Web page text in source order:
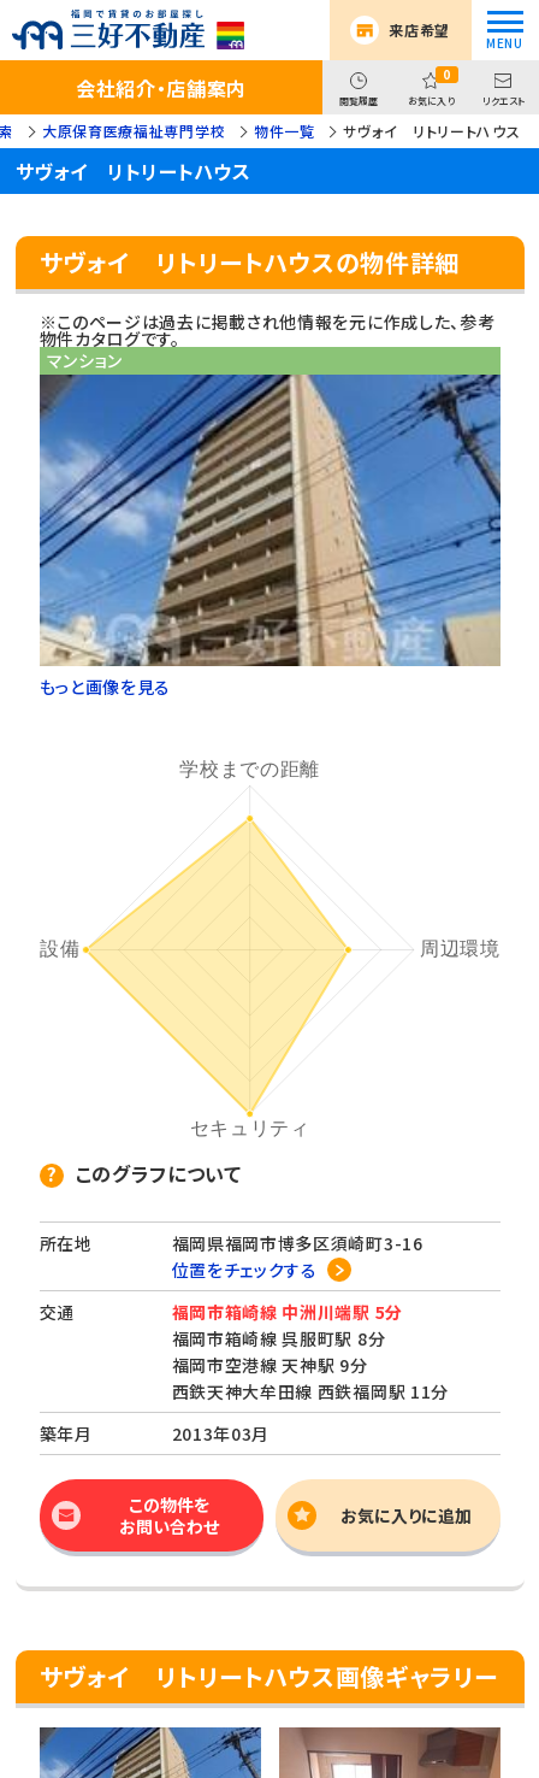
来店希望
会社紹介・店舗案内 閲覧履歴
0
お気に入り リクエスト
大原保育医療福祉専門学校 物件一覧 サヴォイ リトリートハウス
サヴォイ リトリートハウス
サヴォイ リトリートハウスの物件詳細
※このページは過去に掲載され他情報を元に作成した、参考
物件カタログです。
マンション
もっと画像を見る
このグラフについて
所在地
福岡県福岡市博多区須崎町3-16
位置をチェックする
交通
福岡市箱崎線 中洲川端駅 5分
福岡市箱崎線 呉服町駅 8分
福岡市空港線 天神駅 9分
西鉄天神大牟田線 西鉄福岡駅 11分
築年月
2013年03月
この物件を
お問い合わせ
お気に入りに追加
サヴォイ リトリートハウス画像ギャラリー